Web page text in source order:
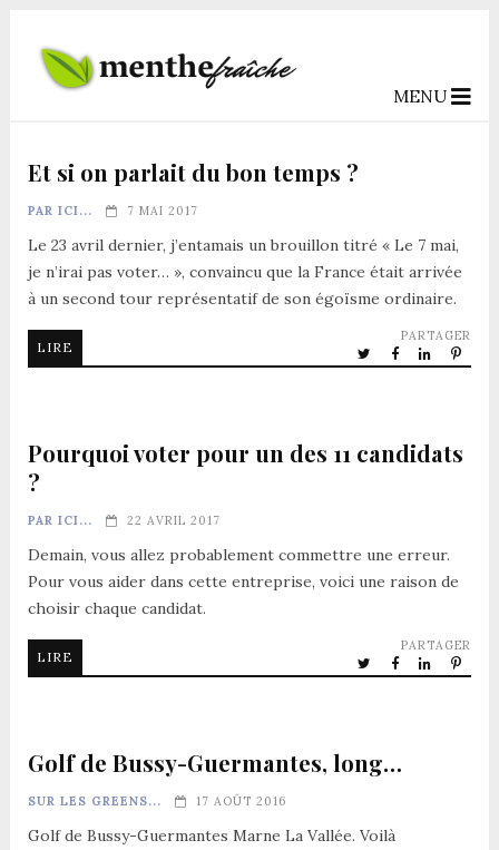
MENU
Et si on parlait du bon temps ?
PAR ICI... 7 MAI 2017
Le 23 avril dernier, j’entamais un brouillon titré « Le 7 mai,
je n’irai pas voter… », convaincu que la France était arrivée
à un second tour représentatif de son égoïsme ordinaire.
LIRE
PARTAGER
Pourquoi voter pour un des 11 candidats
?
PAR ICI... 22 AVRIL 2017
Demain, vous allez probablement commettre une erreur.
Pour vous aider dans cette entreprise, voici une raison de
choisir chaque candidat.
LIRE
PARTAGER
Golf de Bussy-Guermantes, long…
SUR LES GREENS... 17 AOÛT 2016
Golf de Bussy-Guermantes Marne La Vallée. Voilà